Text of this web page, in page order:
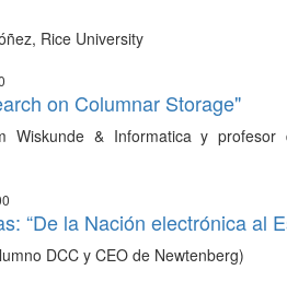
Rice University
on Columnar Storage"
Wiskunde & Informatica y
“De la Nación electrónica al
DCC y CEO de Newtenberg)